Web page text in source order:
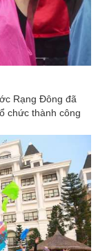
Rạng Đông đã
chức thành công